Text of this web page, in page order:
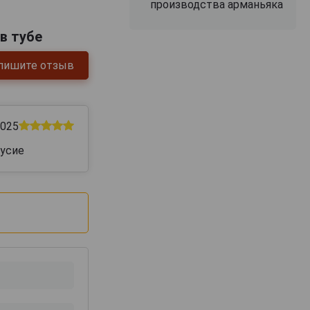
тубе
отзыв
производства арманьяка